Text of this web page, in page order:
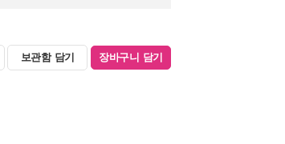
보관함 담기 장바구니 담기